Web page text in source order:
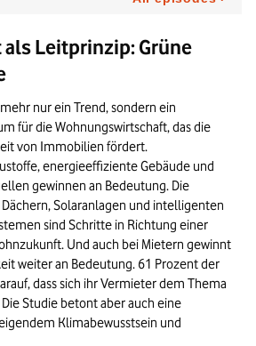
Leitprinzip: Grüne
nur ein Trend, sondern ein
für die Wohnungswirtschaft, das die
von Immobilien fördert.
energieeffiziente Gebäude und
gewinnen an Bedeutung. Die
Solaranlagen und intelligenten
sind Schritte in Richtung einer
Und auch bei Mietern gewinnt
weiter an Bedeutung. 61 Prozent der
dass sich ihr Vermieter dem Thema
Studie betont aber auch eine
Klimabewusstsein und